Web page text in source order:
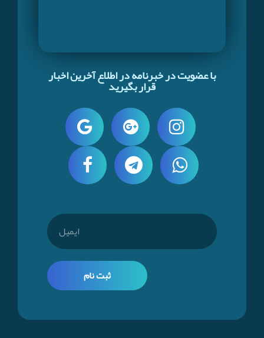
با عضویت در خبرنامه در اطلاع آخرین اخبار
قرار بگیرید
ثبت نام